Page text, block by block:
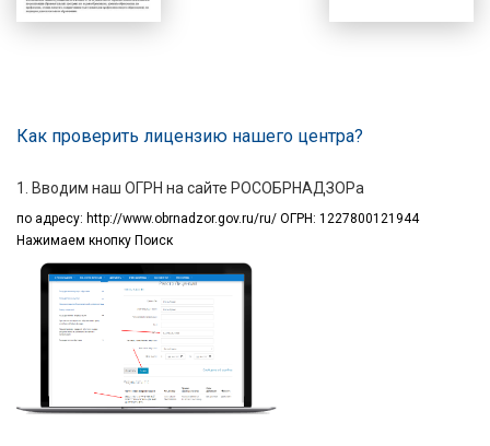
Как проверить лицензию нашего центра?
1. Вводим наш ОГРН на сайте РОСОБРНАДЗОРа
по адресу: http://www.obrnadzor.gov.ru/ru/ ОГРН: 1227800121944
Нажимаем кнопку Поиск